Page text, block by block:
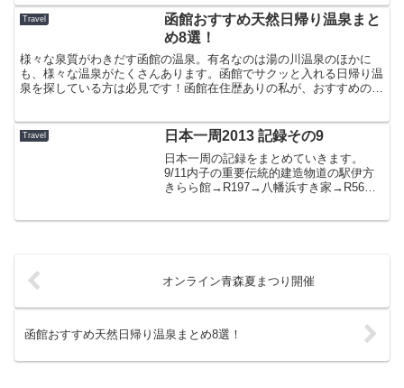
から上海まで春秋航空で飛んだ。機内で
は、エコノミークラス症候...
Travel
函館おすすめ天然日帰り温泉まと
め8選！
様々な泉質がわきだす函館の温泉。有名なのは湯の川温泉のほかに
も、様々な温泉がたくさんあります。函館でサクッと入れる日帰り温
泉を探している方は必見です！函館在住歴ありの私が、おすすめの温
Travel 日本一周2013 記録その9
日本一周の記録をまとめていきます。
9/11内子の重要伝統的建造物道の駅伊方
きらら館→R197→八幡浜すき家→R56→
オンライン青森夏まつり開催
函館おすすめ天然日帰り温泉まとめ8選！